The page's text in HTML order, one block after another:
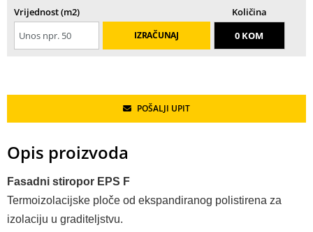
Vrijednost (m2)
IZRAČUNAJ
Količina
POŠALJI UPIT
Opis proizvoda
Fasadni stiropor EPS F
Termoizolacijske ploče od ekspandiranog polistirena za
izolaciju u graditeljstvu.